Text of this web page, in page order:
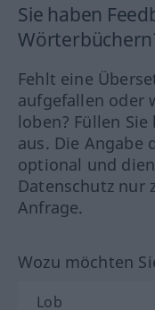
Sie haben
Fehlt eine
aufgefallen oder
loben? Füllen
aus. Die Angabe
optional und
Datenschutz nur
Anfrage.
Wozu möchten